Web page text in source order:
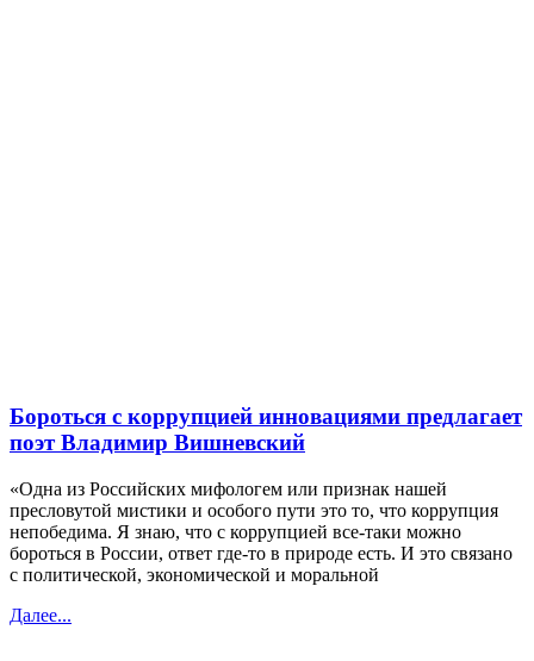
Бороться с коррупцией инновациями предлагает
поэт Владимир Вишневский
«Одна из Российских мифологем или признак нашей
пресловутой мистики и особого пути это то, что коррупция
непобедима. Я знаю, что с коррупцией все-таки можно
бороться в России, ответ где-то в природе есть. И это связано
с политической, экономической и моральной
Далее...